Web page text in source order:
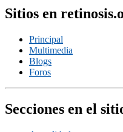
Sitios en
Principal
Multimedia
Blogs
Foros
Secciones en el